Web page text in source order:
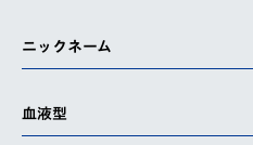
ニックネーム
血液型